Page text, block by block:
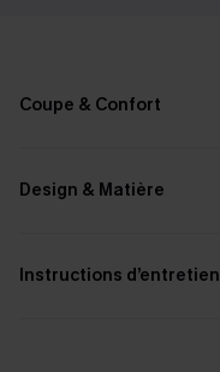
Coupe & Confort
Design & Matière
Instructions d’entretien